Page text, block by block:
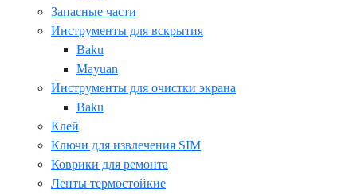
Запасные части
Инструменты для вскрытия
Baku
Mayuan
Инструменты для очистки экрана
Baku
Клей
Ключи для извлечения SIM
Коврики для ремонта
Ленты термостойкие